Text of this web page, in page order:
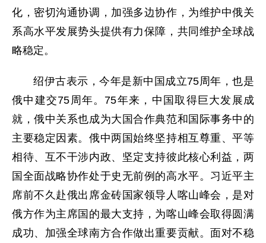
化，密切沟通协调，加强多边协作，为维护中俄关
系高水平发展势头提供有力保障，共同维护全球战
略稳定。
绍伊古表示，今年是新中国成立75周年，也是
俄中建交75周年。75年来，中国取得巨大发展成
就，俄中关系也成为大国合作典范和国际事务中的
主要稳定因素。俄中两国始终坚持相互尊重、平等
相待、互不干涉内政、坚定支持彼此核心利益，两
国全面战略协作处于史无前例的高水平。习近平主
席前不久赴俄出席金砖国家领导人喀山峰会，是对
俄方作为主席国的最大支持，为喀山峰会取得圆满
成功、加强全球南方合作做出重要贡献。面对不稳